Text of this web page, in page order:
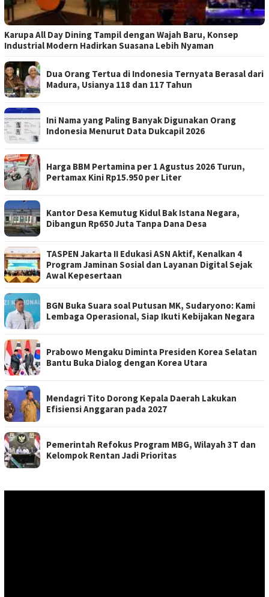
Karupa All Day Dining Tampil dengan Wajah Baru, Konsep
Industrial Modern Hadirkan Suasana Lebih Nyaman
Dua Orang Tertua di Indonesia Ternyata Berasal dari
Madura, Usianya 118 dan 117 Tahun
Ini Nama yang Paling Banyak Digunakan Orang
Indonesia Menurut Data Dukcapil 2026
Harga BBM Pertamina per 1 Agustus 2026 Turun,
Pertamax Kini Rp15.950 per Liter
Kantor Desa Kemutug Kidul Bak Istana Negara,
Dibangun Rp650 Juta Tanpa Dana Desa
TASPEN Jakarta II Edukasi ASN Aktif, Kenalkan 4
Program Jaminan Sosial dan Layanan Digital Sejak
Awal Kepesertaan
BGN Buka Suara soal Putusan MK, Sudaryono: Kami
Lembaga Operasional, Siap Ikuti Kebijakan Negara
Prabowo Mengaku Diminta Presiden Korea Selatan
Bantu Buka Dialog dengan Korea Utara
Mendagri Tito Dorong Kepala Daerah Lakukan
Efisiensi Anggaran pada 2027
Pemerintah Refokus Program MBG, Wilayah 3T dan
Kelompok Rentan Jadi Prioritas